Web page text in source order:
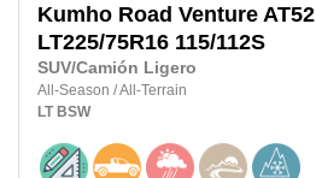
Kumho Road Venture AT52
LT225/75R16 115/112S
SUV/Camión Ligero
All-Season /All-Terrain
LT BSW